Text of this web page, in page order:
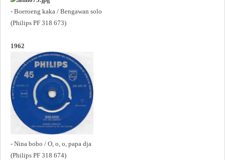
- Boeroeng kaka / Bengawan solo
(Philips PF 318 673)
1962
- Nina bobo / O, o, o, papa dja
(Philips PF 318 674)